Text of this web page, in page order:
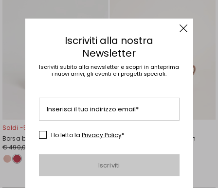
Saldi -50%
Borsa bauletto in pelle
€ 490,00
Borsa rettangolare in rattan
Iscriviti alla nostra
Newsletter
Iscriviti subito alla newsletter e scopri in anteprima
i nuovi arrivi, gli eventi e i progetti speciali.
Inserisci il tuo indirizzo email*
Ho letto la Privacy Policy*
Iscriviti